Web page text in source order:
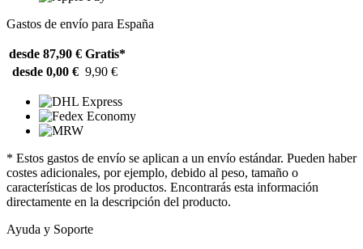
Gastos de envío para España
desde 87,90 € Gratis*
desde 0,00 € 9,90 €
* Estos gastos de envío se aplican a un envío estándar. Pueden haber
costes adicionales, por ejemplo, debido al peso, tamaño o
características de los productos. Encontrarás esta información
directamente en la descripción del producto.
Ayuda y Soporte